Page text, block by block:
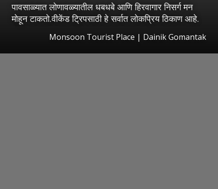
पावसाळ्यात लोणावळ्यातील धबधबे आणि हिरवागार निसर्ग मन
मोहून टाकतो.वीकेंड ट्रिपसाठी हे सर्वात लोकप्रिय ठिकाण आहे.
Monsoon Tourist Place | Dainik Gomantak